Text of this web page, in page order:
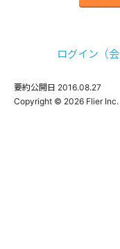
ログイン（
要約公開日 2016.08.27